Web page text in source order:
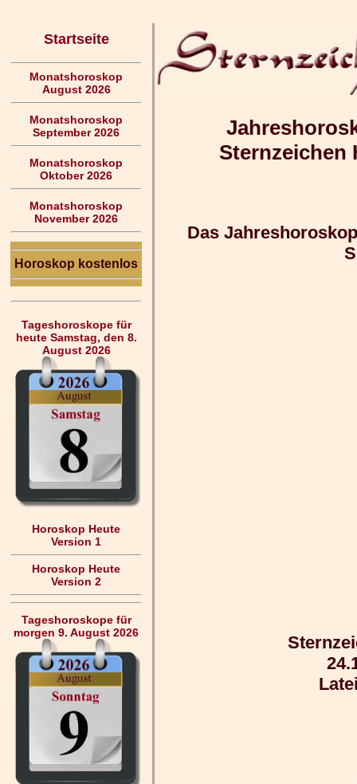
Startseite
Monatshoroskop
August 2026
Monatshoroskop
September 2026
Monatshoroskop
Oktober 2026
Monatshoroskop
November 2026
Horoskop kostenlos
Tageshoroskope für
heute Samstag, den 8.
August 2026
Horoskop Heute
Version 1
Horoskop Heute
Version 2
Tageshoroskope für
morgen 9. August 2026
Sternzeichen
Das